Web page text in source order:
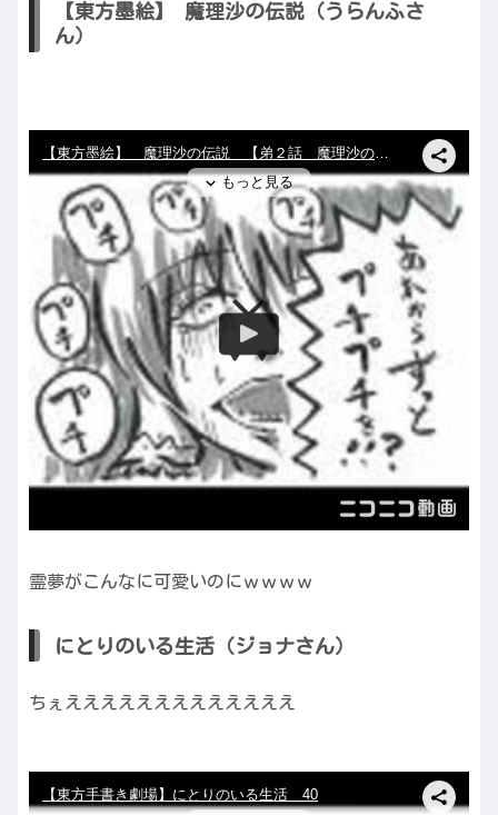
【東方墨絵】 魔理沙の伝説（うらんふさ
ん）
霊夢がこんなに可愛いのにｗｗｗｗ
にとりのいる生活（ジョナさん）
ちぇえええええええええええええ